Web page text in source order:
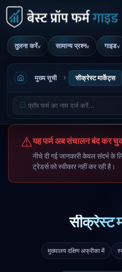
तुलना करेंv सामान्य प्रश्नv गाइडv
मुख्य सूची सीक्रेस्ट मार्केट्स
⚠यह फर्म अब संचालन बंद कर
नीचे दी गई जानकारी केवल संदर्भ के
ट्रेडर्स को स्वीकार नहीं कर रही है।
सीक्रेस्ट
मुख्यालय दक्षिण अफ्रीका में